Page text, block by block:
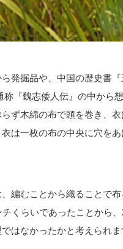
発掘品や、中国の歴史書
『魏志倭人伝』の中から
ず木綿の布で頭を巻き、
は一枚の布の中央に穴を
編むことから織ることで
くらいであったことから
はなかったかと考えられま